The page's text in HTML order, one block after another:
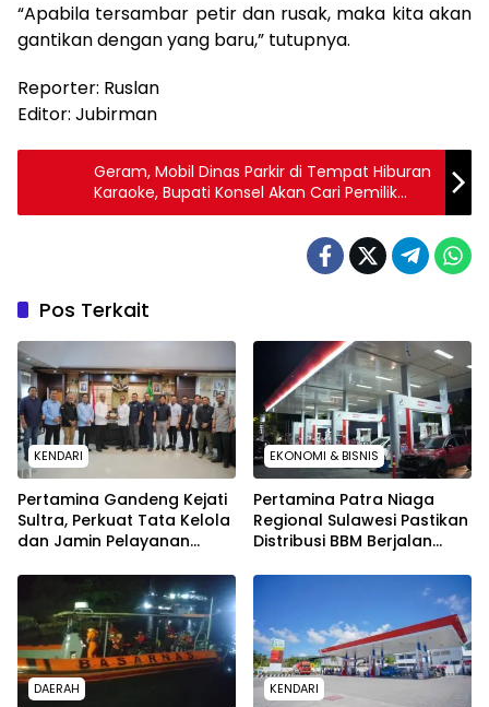
“Apabila tersambar petir dan rusak, maka kita akan
gantikan dengan yang baru,” tutupnya.
Reporter: Ruslan
Editor: Jubirman
Geram, Mobil Dinas Parkir di Tempat Hiburan
Karaoke, Bupati Konsel Akan Cari Pemilik
Randis
Pos Terkait
KENDARI
Pertamina Gandeng Kejati
Sultra, Perkuat Tata Kelola
dan Jamin Pelayanan
EKONOMI & BISNIS
Pertamina Patra Niaga
Regional Sulawesi Pastikan
Distribusi BBM Berjalan
Seluruh Wilayah Sulawesi
DAERAH KENDARI